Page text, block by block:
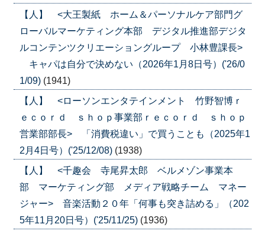
【人】 <大王製紙 ホーム＆パーソナルケア部門グ
ローバルマーケティング本部 デジタル推進部デジタ
ルコンテンツクリエーショングループ 小林豊課長>
キャパは自分で決めない（2026年1月8日号）('26/0
1/09) (1941)
【人】 <ローソンエンタテインメント 竹野智博ｒ
ｅｃｏｒｄ ｓｈｏｐ事業部ｒｅｃｏｒｄ ｓｈｏｐ
営業部部長> 「消費税違い」で買うことも（2025年1
2月4日号）('25/12/08) (1938)
【人】 <千趣会 寺尾昇太郎 ベルメゾン事業本
部 マーケティング部 メディア戦略チーム マネー
ジャー> 音楽活動２０年「何事も突き詰める」（202
5年11月20日号）('25/11/25) (1936)